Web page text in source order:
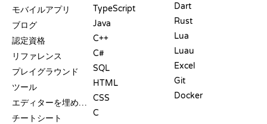
モバイルアプリ
ブログ
認定資格
リファレンス
プレイグラウンド
ツール
エディターを埋め込む
チートシート
TypeScript
Java
C++
C#
SQL
HTML
CSS
C
Dart
Rust
Lua
Luau
Excel
Git
Docker